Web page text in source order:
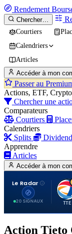
Rendement
Chercher…
Courtiers
Calendriers
Articles
Accéder à mon
Passer au
Actions, ETF,
Chercher une
Comparateurs
Courtiers
Calendriers
Splits
Apprendre
Articles
Accéder à mon
Le Radar
20 SIGNAUX
T
TTE
Action Tieto